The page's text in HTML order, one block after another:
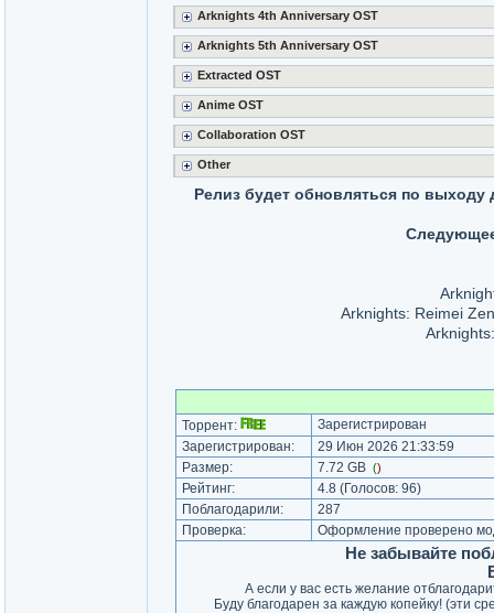
Arknights 4th Anniversary OST
Arknights 5th Anniversary OST
Extracted OST
Anime OST
Сollaboration OST
Other
Релиз будет обновляться по
Arknights: Reimei
Торрент:
Зарегистрирован
Зарегистрирован:
29 Июн 2026 21:33:59
Размер:
7.72 GB ()
Рейтинг: 4.8 (Голосов: 96)
Поблагодарили:
287
Проверка:
Оформление проверено
Не забывайте
А если у вас есть желание
Буду благодарен за каждую копейку! (эти